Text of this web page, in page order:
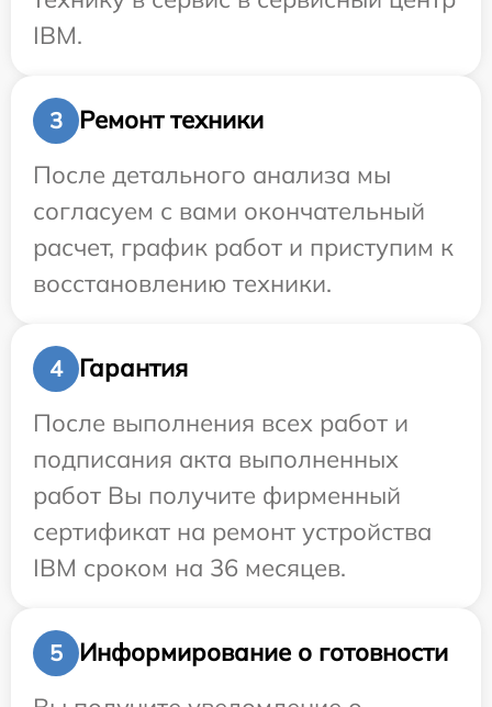
IBM.
3
Ремонт техники
После детального анализа мы
согласуем с вами окончательный
расчет, график работ и приступим к
восстановлению техники.
4
Гарантия
После выполнения всех работ и
подписания акта выполненных
работ Вы получите фирменный
сертификат на ремонт устройства
IBM сроком на 36 месяцев.
5
Информирование о готовности